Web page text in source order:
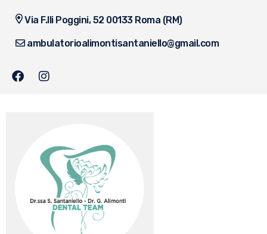
Via F.lli Poggini, 52 00133 Roma (RM)
ambulatorioalimontisantaniello@gmail.com